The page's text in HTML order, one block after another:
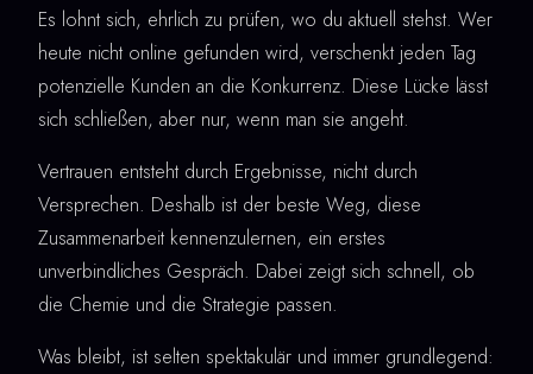
Es lohnt sich, ehrlich zu prüfen, wo du aktuell stehst. Wer
heute nicht online gefunden wird, verschenkt jeden Tag
potenzielle Kunden an die Konkurrenz. Diese Lücke lässt
sich schließen, aber nur, wenn man sie angeht.
Vertrauen entsteht durch Ergebnisse, nicht durch
Versprechen. Deshalb ist der beste Weg, diese
Zusammenarbeit kennenzulernen, ein erstes
unverbindliches Gespräch. Dabei zeigt sich schnell, ob
die Chemie und die Strategie passen.
Was bleibt, ist selten spektakulär und immer grundlegend: